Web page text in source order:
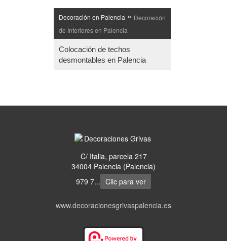
Decoración en Palencia » Decoración
de Interiores en Palencia
Colocación de techos
desmontables en Palencia
C/ Italia, parcela 217
34004 Palencia (Palencia)
979 7... Clic para ver
www.decoracionesgrivaspalencia.es